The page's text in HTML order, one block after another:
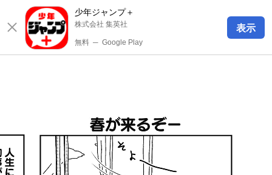
少年ジャンプ＋
株式会社 集英社
無料 ─ Google Play
表示